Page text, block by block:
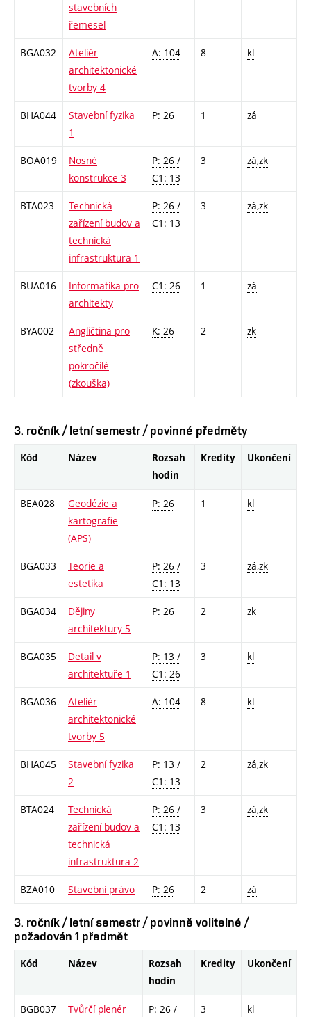
stavebních
řemesel
BGA032
Ateliér
architektonické
tvorby 4
A: 104 8 kl
BHA044
Stavební fyzika
1
P: 26 1 zá
BOA019
Nosné
konstrukce 3
P: 26 /
C1: 13
3 zá,zk
BTA023
Technická
zařízení budov a
technická
infrastruktura 1
P: 26 /
C1: 13
3 zá,zk
BUA016
Informatika pro
architekty
C1: 26 1 zá
BYA002
Angličtina pro
středně
pokročilé
(zkouška)
K: 26 2 zk
3. ročník / letní semestr / povinné předměty
Kód Název
Rozsah
hodin
Kredity Ukončení
BEA028
Geodézie a
kartografie
(APS)
P: 26 1 kl
BGA033
Teorie a
estetika
P: 26 /
C1: 13
3 zá,zk
BGA034
Dějiny
architektury 5
P: 26 2 zk
BGA035
Detail v
architektuře 1
P: 13 /
C1: 26
3 kl
BGA036
Ateliér
architektonické
tvorby 5
A: 104 8 kl
BHA045
Stavební fyzika
2
P: 13 /
C1: 13
2 zá,zk
BTA024
Technická
zařízení budov a
technická
infrastruktura 2
P: 26 /
C1: 13
3 zá,zk
BZA010 Stavební právo P: 26 2 zá
3. ročník / letní semestr / povinně volitelné /
požadován 1 předmět
Kód Název
Rozsah
hodin
Kredity Ukončení
BGB037 Tvůrčí plenér P: 26 / 3 kl